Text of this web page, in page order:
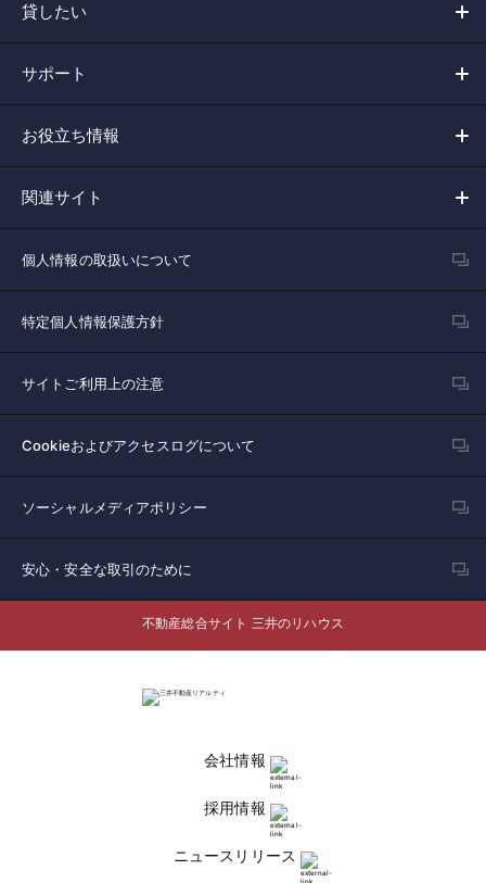
貸したい
サポート
お役立ち情報
関連サイト
個人情報の取扱いについて
特定個人情報保護方針
サイトご利用上の注意
Cookieおよびアクセスログについて
ソーシャルメディアポリシー
安心・安全な取引のために
不動産総合サイト 三井のリハウス
会社情報
採用情報
ニュースリリース